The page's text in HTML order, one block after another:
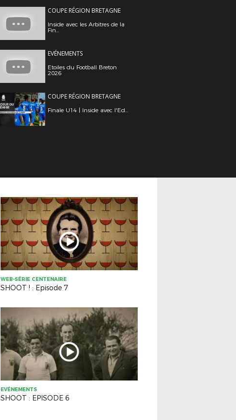
COUPE RÉGION BRETAGNE
Inside avec les Arbitres de la
Fin...
EVÉNEMENTS
Etoiles du Football Breton
2026
COUPE RÉGION BRETAGNE
Finale U14 | Inside avec l'Ed...
WEB-SÉRIE CENTENAIRE
SHOOT ! : Episode 7
EVÉNEMENTS
SHOOT : EPISODE 6